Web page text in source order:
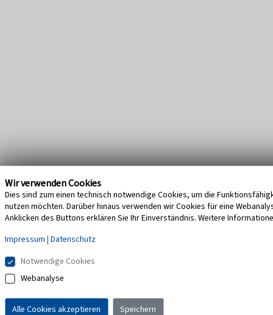
Wir verwenden Cookies
Dies sind zum einen technisch notwendige Cookies, um die
nutzen möchten. Darüber hinaus verwenden wir Cookies für eine
Anklicken des Buttons erklären Sie Ihr Einverständnis. Weitere
Impressum | Datenschutz
Notwendige Cookies
Webanalyse
Alle Cookies akzeptieren Speichern